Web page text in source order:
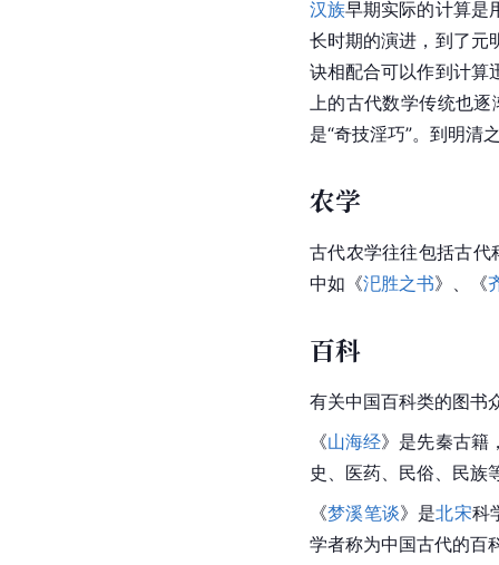
汉族早期实际的计算是
长时期的演进，到了元
诀相配合可以作到计算
上的古代数学传统也
是“奇技淫巧”。到明清
农学
古代农学往往包括古代
中如《汜胜之书》、《
百科
有关中国百科类的图书
《山海经》是先秦古籍
史、医药、民俗、民族
《梦溪笔谈》是北宋科
学者称为中国古代的百